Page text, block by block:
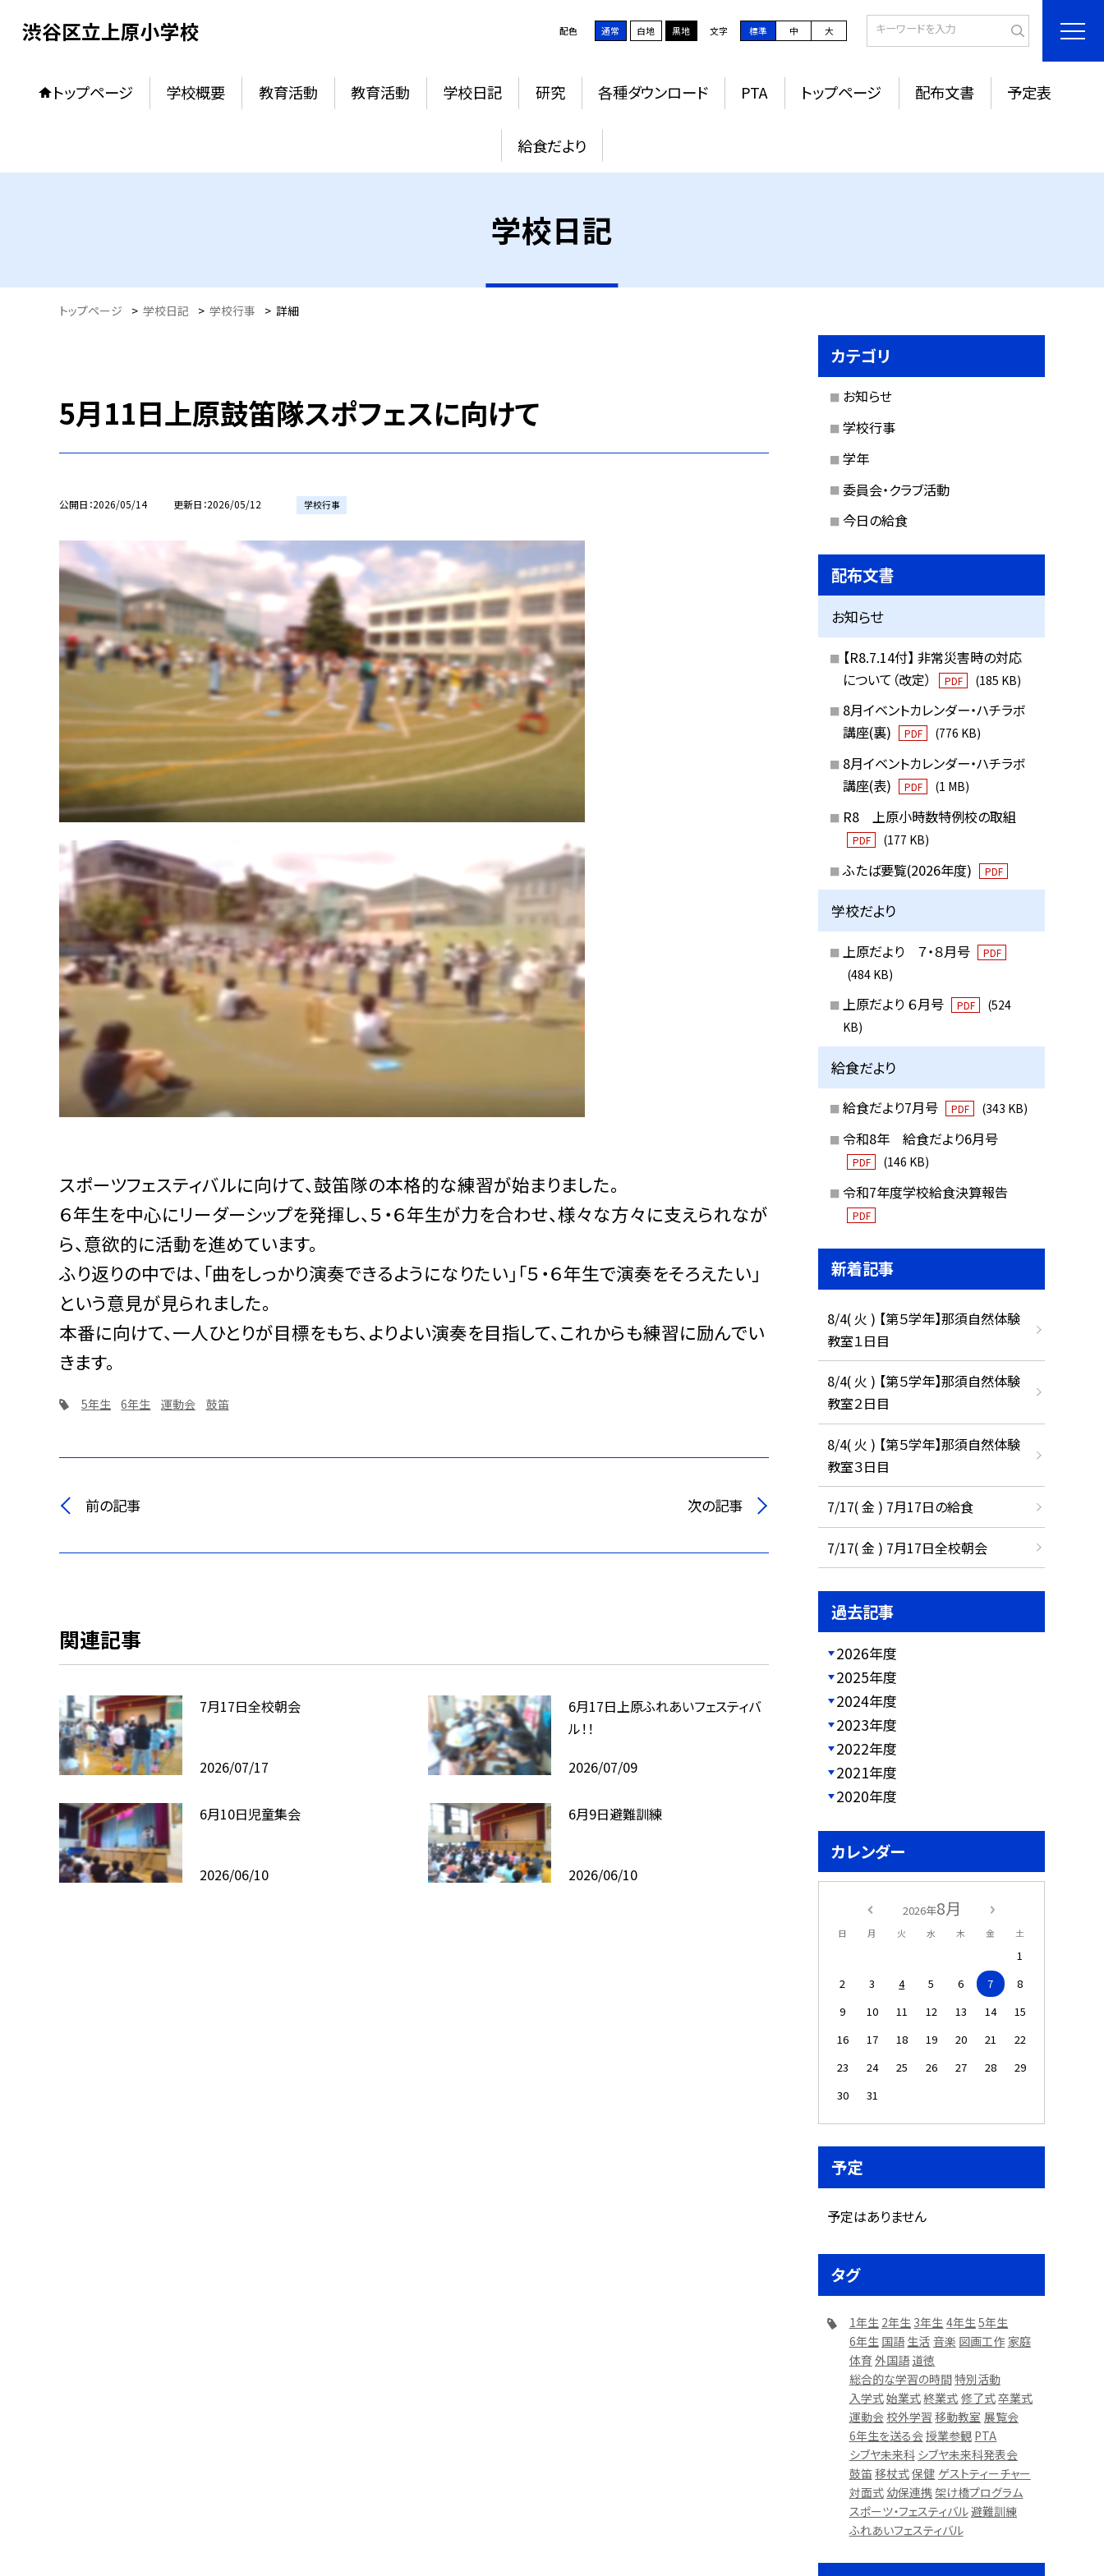
渋谷区立上原小学校 配色 通常 白地 黒地 文字 標準 中 大
トップページ 学校概要 教育活動 教育活動 学校日記 研究 各種ダウンロード PTA トップページ 配布文書 予定表
給食だより
学校日記
トップページ > 学校日記 > 学校行事 > 詳細
5月11日上原鼓笛隊スポフェスに向けて
公開日 2026/05/14 更新日 2026/05/12 学校行事
スポーツフェスティバルに向けて、鼓笛隊の本格的な練習が始まりました。
６年生を中心にリーダーシップを発揮し、５・６年生が力を合わせ、様々な方々に支えられなが
ら、意欲的に活動を進めています。
ふり返りの中では、「曲をしっかり演奏できるようになりたい」「５・６年生で演奏をそろえたい」
という意見が見られました。
本番に向けて、一人ひとりが目標をもち、よりよい演奏を目指して、これからも練習に励んでい
きます。
5年生 6年生 運動会 鼓笛
前の記事 次の記事
関連記事
7月17日全校朝会
2026/07/17
6月17日上原ふれあいフェスティバ
ル！！
2026/07/09
6月10日児童集会
2026/06/10
6月9日避難訓練
2026/06/10
カテゴリ
お知らせ
学校行事
学年
委員会・クラブ活動
今日の給食
配布文書
お知らせ
【R8.7.14付】 非常災害時の対応
について（改定）
PDF (185 KB)
8月イベントカレンダー・ハチラボ
講座(裏)
PDF (776 KB)
8月イベントカレンダー・ハチラボ
講座(表)
PDF (1 MB)
R8 上原小時数特例校の取組
PDF (177 KB)
ふたば要覧(2026年度) PDF
学校だより
上原だより ７・８月号 PDF
(484 KB)
上原だより ６月号 PDF
(524
KB)
給食だより
給食だより7月号 PDF (343 KB)
令和8年 給食だより6月号
PDF (146 KB)
令和7年度学校給食決算報告
PDF
新着記事
8/4( 火 ) 【第５学年】那須自然体験
教室１日目
8/4( 火 ) 【第５学年】那須自然体験
教室２日目
8/4( 火 ) 【第５学年】那須自然体験
教室３日目
7/17( 金 ) 7月17日の給食
7/17( 金 ) 7月17日全校朝会
過去記事
2026年度
2025年度
2024年度
2023年度
2022年度
2021年度
2020年度
カレンダー
2026年8月
日 月 火 水 木 金 土
1
2
3 4 5 6 7
8
9
10 11 12 13 14
15
16
17 18 19 20 21
22
23
24 25 26 27 28
29
30
31
予定
予定はありません
タグ
1年生 2年生 3年生 4年生5年生
6年生 国語生活 音楽 図画工作 家庭
体育 外国語道徳
総合的な学習の時間特別活動
入学式始業式終業式 修了式卒業式
運動会 校外学習 移動教室 展覧会
6年生を送る会授業参観 PTA
シブヤ未来科 シブヤ未来科発表会
鼓笛移杖式保健 ゲストティーチャー
対面式 幼保連携 架け橋プログラム
スポーツ・フェスティバル避難訓練
ふれあいフェスティバル